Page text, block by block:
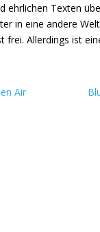
ehrlichen Texten
in eine andere
frei. Allerdings ist
Air